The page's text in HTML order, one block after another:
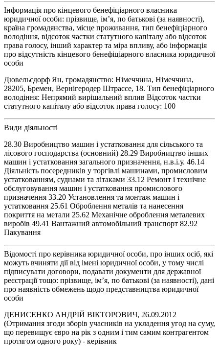
Інформація про кінцевого бенефіціарного власника
юридичної особи: прізвище, ім’я, по батькові (за наявності),
країна громадянства, місце проживання, тип бенефіціарного
володіння, відсоток частки статутного капіталу або відсоток
права голосу, інший характер та міра впливу, або інформація
про відсутність кінцевого бенефіціарного власника юридичної
особи
Дювельсдорф Ян, громадянство: Німеччина, Німеччина,
28205, Бремен, Вернігеродер Штрассе, 18. Тип бенефіціарного
володіння: Непрямий вирішальний вплив Відсоток частки
статутного капіталу або відсоток права голосу: 100
Види діяльності
28.30 Виробництво машин і устатковання для сільського та
лісового господарства (основний) 28.29 Виробництво інших
машин і устатковання загального призначення, н.в.і.у. 46.14
Діяльність посередників у торгівлі машинами, промисловим
устаткованням, суднами та літаками 33.12 Ремонт і технічне
обслуговування машин і устатковання промислового
призначення 33.20 Установлення та монтаж машин і
устатковання 25.61 Оброблення металів та нанесення
покриття на метали 25.62 Механічне оброблення металевих
виробів 49.41 Вантажний автомобільний транспорт 82.92
Пакування
Відомості про керівника юридичної особи, про інших осіб, які
можуть вчиняти дії від імені юридичної особи, у тому числі
підписувати договори, подавати документи для державної
реєстрації тощо: прізвище, ім’я, по батькові (за наявності), дані
про наявність обмежень щодо представництва юридичної
особи
ДЕНИСЕНКО АНДРІЙ ВІКТОРОВИЧ, 26.09.2012
(Отримання згоди зборів учасників на укладення угод на суму,
що перевищує євро на рік з одним і тим самим контрагентом
протягом одного року) - керівник